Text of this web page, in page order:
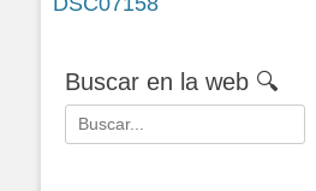
de
Buscar en la web 🔍
Buscar: